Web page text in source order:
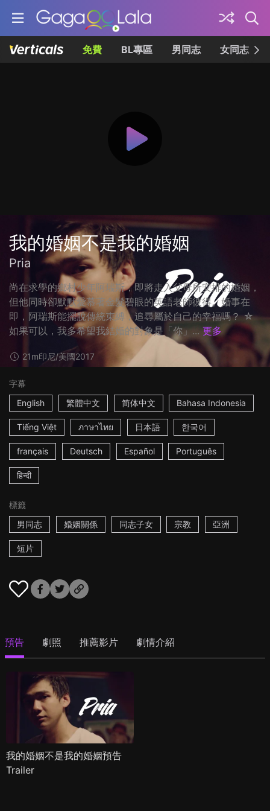
免費 BL專區 男同志 女同志
我的婚姻不是我的婚姻
Pria
尚在求學的鄉村少年阿瑞斯，即將走入父母所安排的婚姻，
但他同時卻默默愛慕著金髮碧眼的英語老師彼得。婚事在
即，阿瑞斯能擺脫傳統束縛，追尋屬於自己的幸福嗎？ ☆
如果可以，我多希望我結婚的對象是「你」... 更多
21m印尼/美國2017
字幕
English
繁體中文 简体中文 Bahasa Indonesia
Tiếng Việt ภาษาไทย 日本語 한국어
français Deutsch Español Português
हिन्दी
標籤
男同志
婚姻關係 同志子女 宗教 亞洲
短片
預告 劇照 推薦影片 劇情介紹
我的婚姻不是我的婚姻預告
Trailer